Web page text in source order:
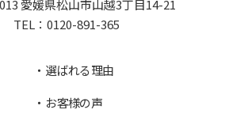
愛媛県松山市山越3丁目14-21
TEL： 0120-891-365
選ばれる理由
お客様の声